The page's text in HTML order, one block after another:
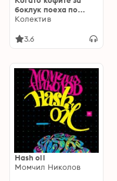
боклук поеха по
света
Колектив
3.6
Hash oil
Момчил Николов